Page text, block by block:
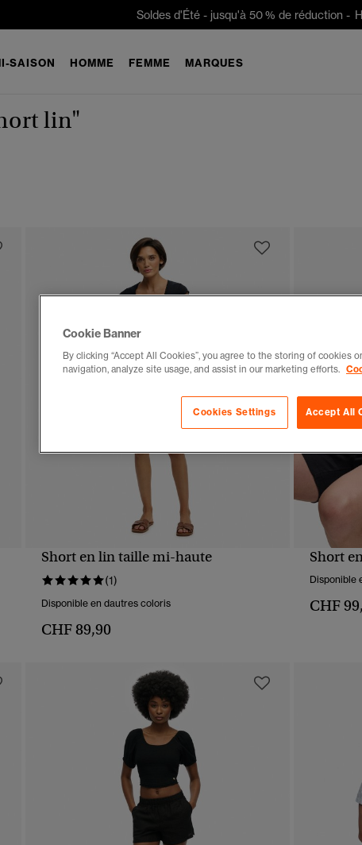
Soldes d'Été -jusqu'à 50 % de réduction -
SAISON HOMME FEMME MARQUES
lin"
Short en lin taille mi-haute
(1)
Disponible en dautres coloris
CHF 89,90
Short
Disponible
CHF
Cookie Banner
By clicking “Accept All Cookies”, you agree to the storing of cookies
navigation, analyze site usage, and assist in our marketing efforts.
Accept All
Cookies Settings